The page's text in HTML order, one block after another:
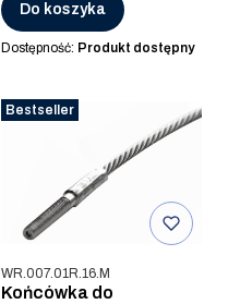
Do koszyka
Dostępność: Produkt dostępny
Bestseller
Kod produktu
WR.007.01R.16.M
Końcówka do